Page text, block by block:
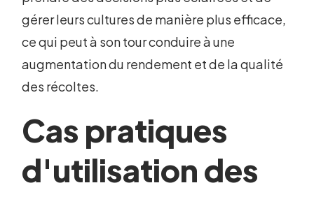
gérer leurs cultures de manière plus efficace,
ce qui peut à son tour conduire à une
augmentation du rendement et de la qualité
des récoltes.
Cas pratiques
d'utilisation des